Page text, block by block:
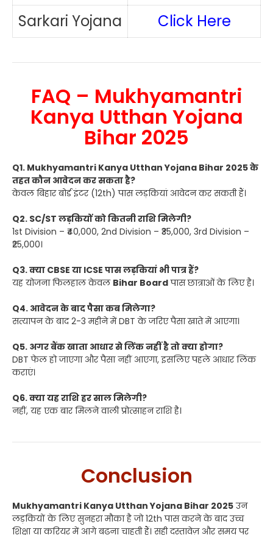
Sarkari Yojana
Click Here
FAQ – Mukhyamantri
Kanya Utthan Yojana
Bihar 2025
Q1. Mukhyamantri Kanya Utthan Yojana Bihar 2025 के
तहत कौन आवेदन कर सकता है?
केवल बिहार बोर्ड इंटर (12th) पास लड़कियां आवेदन कर सकती हैं।
Q2. SC/ST लड़कियों को कितनी राशि मिलेगी?
1st Division – ₹40,000, 2nd Division – ₹35,000, 3rd Division –
₹25,000।
Q3. क्या CBSE या ICSE पास लड़कियां भी पात्र हैं?
यह योजना फिलहाल केवल Bihar Boardपास छात्राओं के लिए है।
Q4. आवेदन के बाद पैसा कब मिलेगा?
सत्यापन के बाद 2-3 महीने में DBT के जरिए पैसा खाते में आएगा।
Q5. अगर बैंक खाता आधार से लिंक नहीं है तो क्या होगा?
DBT फेल हो जाएगा और पैसा नहीं आएगा, इसलिए पहले आधार लिंक
कराएं।
Q6. क्या यह राशि हर साल मिलेगी?
नहीं, यह एक बार मिलने वाली प्रोत्साहन राशि है।
Conclusion
Mukhyamantri Kanya Utthan Yojana Bihar 2025उन
लड़कियों के लिए सुनहरा मौका है जो 12th पास करने के बाद उच्च
शिक्षा या करियर में आगे बढ़ना चाहती हैं। सही दस्तावेज़ और समय पर